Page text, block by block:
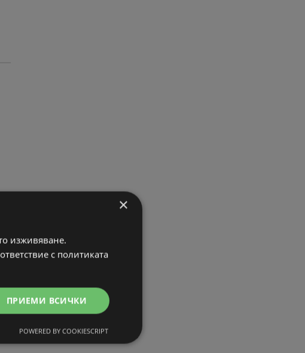
×
изживяване.
с политиката
ПРИЕМИ ВСИЧКИ
POWERED BY COOKIESCRIPT